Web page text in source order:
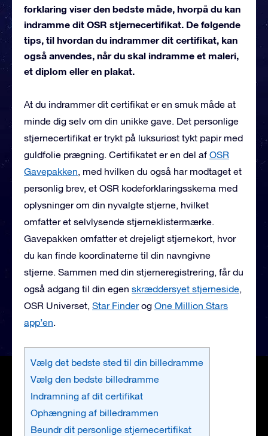
forklaring viser den bedste måde, hvorpå du kan
indramme dit OSR stjernecertifikat. De følgende
tips, til hvordan du indrammer dit certifikat, kan
også anvendes, når du skal indramme et maleri,
et diplom eller en plakat.
At du indrammer dit certifikat er en smuk måde at
minde dig selv om din unikke gave. Det personlige
stjernecertifikat er trykt på luksuriøst tykt papir med
guldfolie prægning. Certifikatet er en del af OSR
Gavepakken, med hvilken du også har modtaget et
personlig brev, et OSR kodeforklaringsskema med
oplysninger om din nyvalgte stjerne, hvilket
omfatter et selvlysende stjerneklistermærke.
Gavepakken omfatter et drejeligt stjernekort, hvor
du kan finde koordinaterne til din navngivne
stjerne. Sammen med din stjerneregistrering, får du
også adgang til din egen skræddersyet stjerneside,
OSR Universet, Star Finderog One Million Stars
app’en.
Vælg det bedste sted til din billedramme
Vælg den bedste billedramme
Indramning af dit certifikat
Ophængning af billedrammen
Beundr dit personlige stjernecertifikat